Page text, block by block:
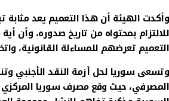
وأكدت الهيئة أن هذا التعميم يعد مثابة
للالتزام بمحتواه من تاريخ صدوره، وأن
التعميم تعرضهم للمساءلة القانونية،
وتسعى سوريا لحل أزمة النقد الأجنبي
المصرفي، حيث وقع مصرف سوريا المركزي